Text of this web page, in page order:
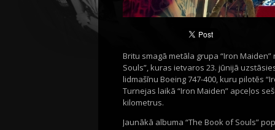
Britu smagā metāla grupa “Iron
Souls”, kuras ietvaros 23. jūnijā
lidmašīnu Boeing 747-400, kuru pilotēs
Turnejas laikā “Iron Maiden” apceļos
kilometrus.
Jaunākā albuma “The Book of Souls”